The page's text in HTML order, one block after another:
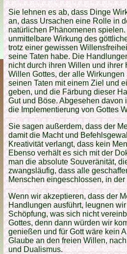
Sie lehnen es ab, dass Dinge
an, dass Ursachen eine Rolle in
natürlichen Phänomenen
unmittelbare Wirkung des
trotz einer gewissen
seine Taten habe. Die
nicht durch ihren Willen und ihrer
Willen Gottes, der alle
seinen Taten mit einem Ziel und
geben, und die Färbung dieser
Gut und Böse. Abgesehen davon
die Implementierung von Gottes
Sie sagen außerdem, dass der
damit die Macht und
Kreativität verlangt, dass kein
Ebenso verhält es sich mit der
man die absolute Souveränität,
zwangsläufig, dass alle
Menschen eingeschlossen, in
Wenn wir akzeptieren, dass der
Handlungen ausführt, leugnen
Schöpfung, was sich nicht
Gottes, denn dann würden wir
genießen und für Gott wäre kein
Glaube an den freien Willen,
und Dualismus.